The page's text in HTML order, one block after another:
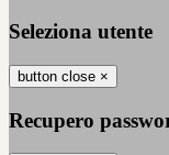
Seleziona utente
button close ×
Recupero